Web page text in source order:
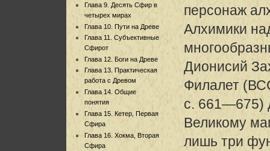
Глава 9. Десять Сфир в
четырех мирах
Глава 10. Пути на Древе
Глава 11. Субъективные
Сфирот
Глава 12. Боги на Древе
Глава 13. Практическая
работа с Древом
Глава 14. Общие
понятия
Глава 15. Кетер, Первая
Сфира
Глава 16. Хокма, Вторая
Сфира
персонаж
Алхимики
Дионисий
Филалет
с. 661—675)
Великому
лишь три